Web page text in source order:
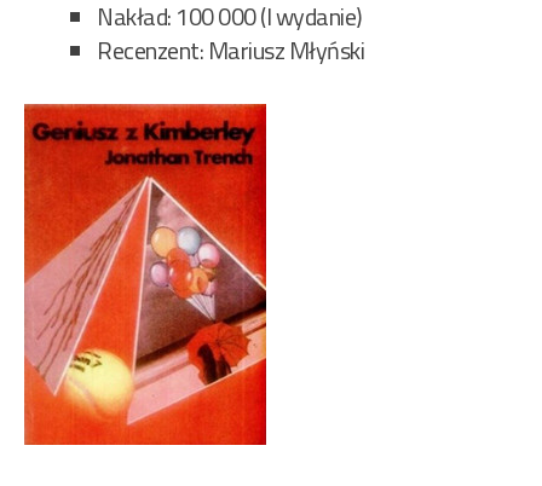
Nakład: 100 000 (I wydanie)
Recenzent: Mariusz Młyński